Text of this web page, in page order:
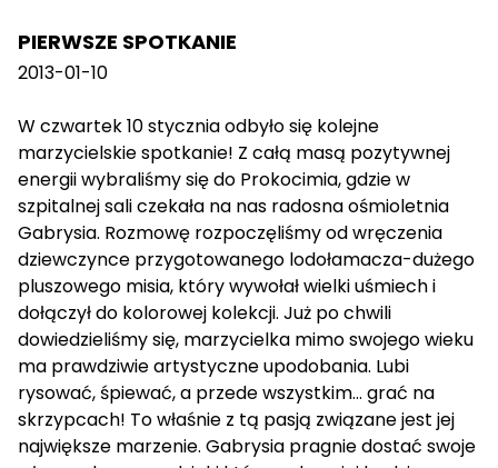
PIERWSZE SPOTKANIE
2013-01-10
W czwartek 10 stycznia odbyło się kolejne
marzycielskie spotkanie! Z całą masą pozytywnej
energii wybraliśmy się do Prokocimia, gdzie w
szpitalnej sali czekała na nas radosna ośmioletnia
Gabrysia. Rozmowę rozpoczęliśmy od wręczenia
dziewczynce przygotowanego lodołamacza-dużego
pluszowego misia, który wywołał wielki uśmiech i
dołączył do kolorowej kolekcji. Już po chwili
dowiedzieliśmy się, marzycielka mimo swojego wieku
ma prawdziwie artystyczne upodobania. Lubi
rysować, śpiewać, a przede wszystkim… grać na
skrzypcach! To właśnie z tą pasją związane jest jej
największe marzenie. Gabrysia pragnie dostać swoje